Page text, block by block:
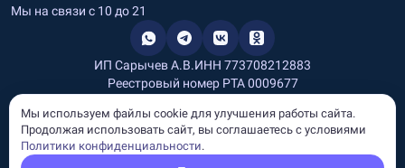
Мы на связи c 10 до 21
ИП Сарычев А.В.ИНН 773708212883
Реестровый номер РТА 0009677
Информация, размещённая на сайте, носит информационный
характер и не является рекламой и публичной офертой.
Мы используем файлы cookie для улучшения работы сайта.
Продолжая использовать сайт, вы соглашаетесь с условиями
Политики конфиденциальности.